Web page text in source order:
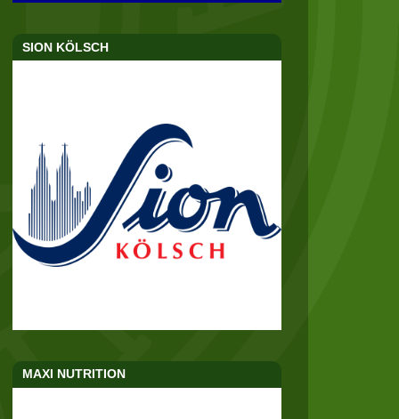
SION KÖLSCH
MAXI NUTRITION